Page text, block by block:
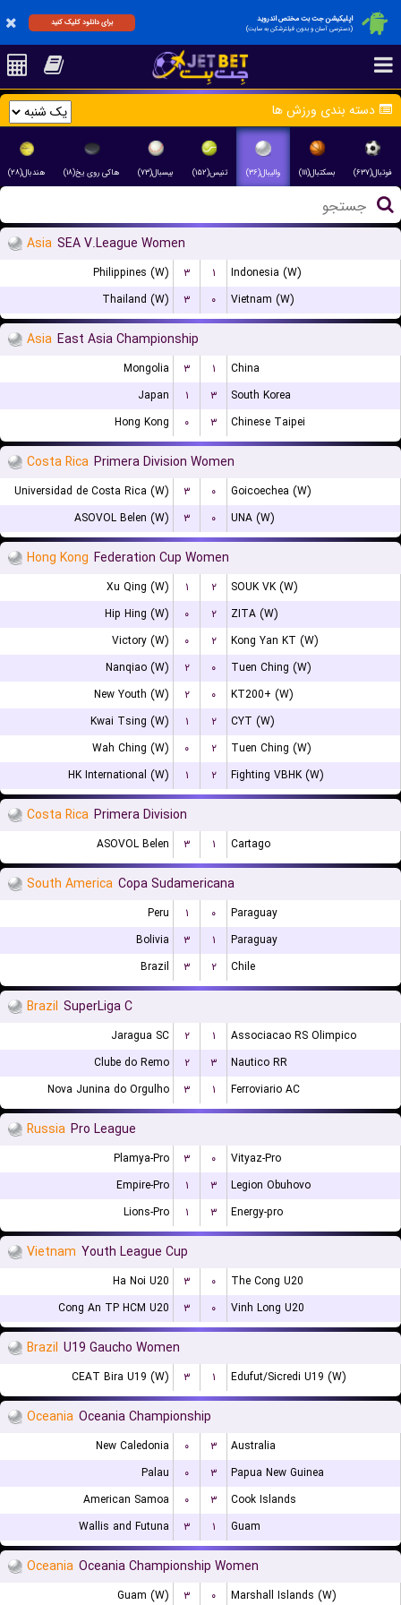
اپلیکیشن جت بت مختص اندروید
(دسترسی آسان و بدون فیلترشکن به سایت)
برای دانلود کلیک کنید
دسته بندی ورزش ها
فوتبال(۶۳۷) بسکتبال(۱۱۱) والیبال(۳۶) تنیس(۱۵۲) بیسبال(۷۳) هاکی روی یخ(۱۸) هندبال(۲۸)
Asia SEA V.League Women
Philippines (W) ۳ ۱
Indonesia (W)
Thailand (W)
۳ ۰ Vietnam (W)
Asia East Asia Championship
Mongolia ۳ ۱
China
Japan
۱ ۳
South Korea
Hong Kong
۰ ۳ Chinese Taipei
Costa Rica Primera Division Women
Universidad de Costa Rica (W) ۳ ۰
Goicoechea (W)
ASOVOL Belen (W)
۳ ۰ UNA (W)
Hong Kong Federation Cup Women
Xu Qing (W) ۱ ۲
SOUK VK (W)
Hip Hing (W)
۰ ۲
ZITA (W)
Victory (W)
۰ ۲
Kong Yan KT (W)
Nanqiao (W)
۲ ۰
Tuen Ching (W)
New Youth (W)
۲ ۰
KT200+ (W)
Kwai Tsing (W)
۱ ۲
CYT (W)
Wah Ching (W)
۰ ۲
Tuen Ching (W)
HK International (W)
۱ ۲ Fighting VBHK (W)
Costa Rica Primera Division
ASOVOL Belen ۳ ۱ Cartago
South America Copa Sudamericana
Peru ۱ ۰
Paraguay
Bolivia
۳ ۱
Paraguay
Brazil
۳ ۲ Chile
Brazil SuperLiga C
Jaragua SC ۲ ۱
Associacao RS Olimpico
Clube do Remo
۲ ۳
Nautico RR
Nova Junina do Orgulho
۳ ۱ Ferroviario AC
Russia Pro League
Plamya-Pro ۳ ۰
Vityaz-Pro
Empire-Pro
۱ ۳
Legion Obuhovo
Lions-Pro
۱ ۳ Energy-pro
Vietnam Youth League Cup
Ha Noi U20 ۳ ۰
The Cong U20
Cong An TP HCM U20
۳ ۰ Vinh Long U20
Brazil U19 Gaucho Women
CEAT Bira U19 (W) ۳ ۱ Edufut/Sicredi U19 (W)
Oceania Oceania Championship
New Caledonia ۰ ۳
Australia
Palau
۰ ۳
Papua New Guinea
American Samoa
۰ ۳
Cook Islands
Wallis and Futuna
۳ ۱ Guam
Oceania Oceania Championship Women
Guam (W) ۳ ۰ Marshall Islands (W)